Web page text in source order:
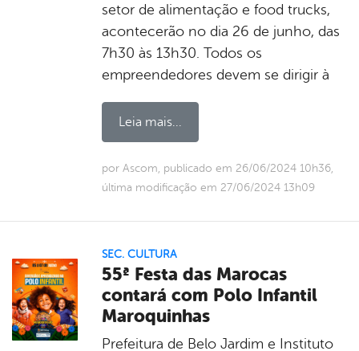
setor de alimentação e food trucks,
acontecerão no dia 26 de junho, das
7h30 às 13h30. Todos os
empreendedores devem se dirigir à
Leia mais...
por Ascom, publicado em 26/06/2024 10h36,
última modificação em 27/06/2024 13h09
SEC. CULTURA
55ª Festa das Marocas
contará com Polo Infantil
Maroquinhas
Prefeitura de Belo Jardim e Instituto